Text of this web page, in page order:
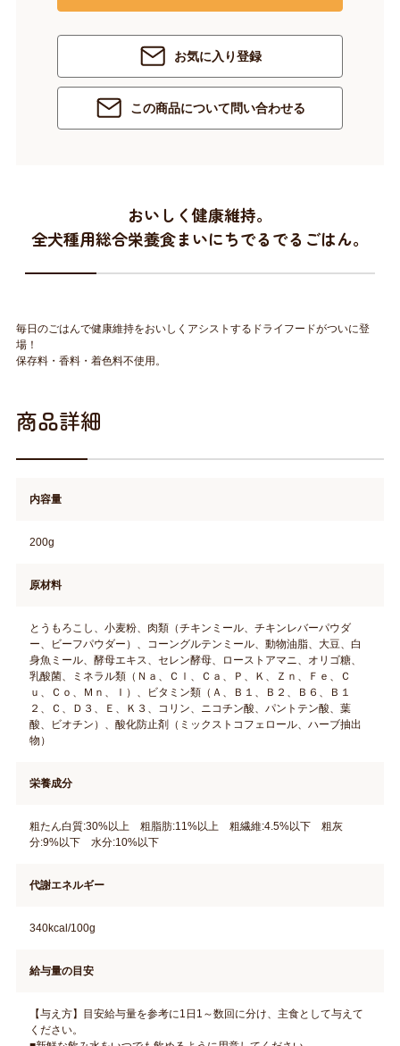
お気に入り登録
この商品について問い合わせる
おいしく健康維持。
全犬種用総合栄養食まいにちでるでるごはん。
毎日のごはんで健康維持をおいしくアシストするドライフードがついに登
場！
保存料・香料・着色料不使用。
商品詳細
内容量
200g
原材料
とうもろこし、小麦粉、肉類（チキンミール、チキンレバーパウダ
ー、ビーフパウダー）、コーングルテンミール、動物油脂、大豆、白
身魚ミール、酵母エキス、セレン酵母、ローストアマニ、オリゴ糖、
乳酸菌、ミネラル類（Ｎａ、Ｃｌ、Ｃａ、Ｐ、Ｋ、Ｚｎ、Ｆｅ、Ｃ
ｕ、Ｃｏ、Ｍｎ、Ｉ）、ビタミン類（Ａ、Ｂ１、Ｂ２、Ｂ６、Ｂ１
２、Ｃ、Ｄ３、Ｅ、Ｋ３、コリン、ニコチン酸、パントテン酸、葉
酸、ビオチン）、酸化防止剤（ミックストコフェロール、ハーブ抽出
物）
栄養成分
粗たん白質:30%以上 粗脂肪:11%以上 粗繊維:4.5%以下 粗灰
分:9%以下 水分:10%以下
代謝エネルギー
340kcal/100g
給与量の目安
【与え方】目安給与量を参考に1日1～数回に分け、主食として与えて
ください。